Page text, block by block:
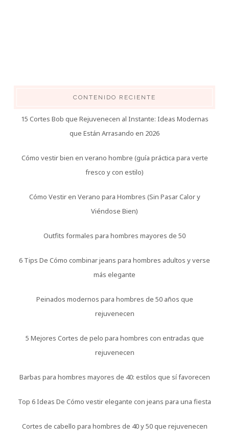
CONTENIDO RECIENTE
15 Cortes Bob que Rejuvenecen al Instante: Ideas Modernas
que Están Arrasando en 2026
Cómo vestir bien en verano hombre (guía práctica para verte
fresco y con estilo)
Cómo Vestir en Verano para Hombres (Sin Pasar Calor y
Viéndose Bien)
Outfits formales para hombres mayores de 50
6 Tips De Cómo combinar jeans para hombres adultos y verse
más elegante
Peinados modernos para hombres de 50 años que
rejuvenecen
5 Mejores Cortes de pelo para hombres con entradas que
rejuvenecen
Barbas para hombres mayores de 40: estilos que sí favorecen
Top 6 Ideas De Cómo vestir elegante con jeans para una fiesta
Cortes de cabello para hombres de 40 y 50 que rejuvenecen